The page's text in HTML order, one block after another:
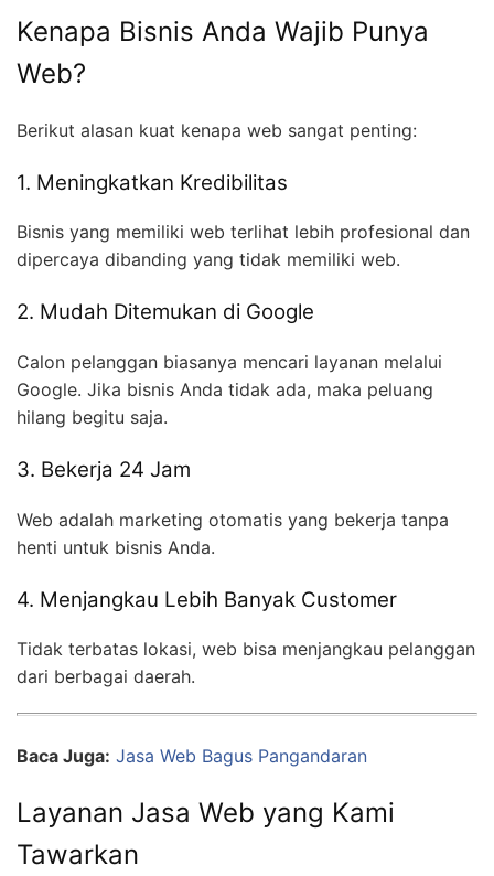
Kenapa Bisnis Anda Wajib Punya
Web?
Berikut alasan kuat kenapa web sangat penting:
1. Meningkatkan Kredibilitas
Bisnis yang memiliki web terlihat lebih profesional dan
dipercaya dibanding yang tidak memiliki web.
2. Mudah Ditemukan di Google
Calon pelanggan biasanya mencari layanan melalui
Google. Jika bisnis Anda tidak ada, maka peluang
hilang begitu saja.
3. Bekerja 24 Jam
Web adalah marketing otomatis yang bekerja tanpa
henti untuk bisnis Anda.
4. Menjangkau Lebih Banyak Customer
Tidak terbatas lokasi, web bisa menjangkau pelanggan
dari berbagai daerah.
Baca Juga: Jasa Web Bagus Pangandaran
Layanan Jasa Web yang Kami
Tawarkan